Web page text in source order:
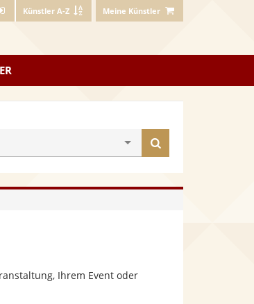
Künstler A-Z Meine Künstler
finden
Ihrem Event oder